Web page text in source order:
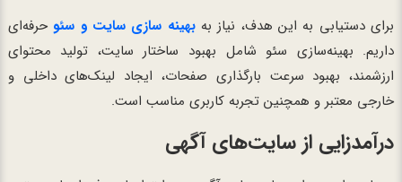
برای دستیابی به این هدف، نیاز بهبهینه سازی سایت و سئوحرفه‌ای
داریم. بهینه‌سازی سئو شامل بهبود ساختار سایت، تولید محتوای
ارزشمند، بهبود سرعت بارگذاری صفحات، ایجاد لینک‌های داخلی و
خارجی معتبر و همچنین تجربه کاربری مناسب است.
درآمدزایی از سایت‌های آگهی